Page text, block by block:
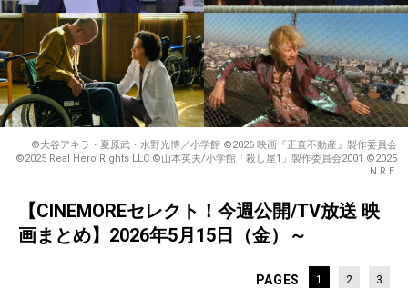
©大谷アキラ・夏原武・水野光博／小学館 ©2026 映画『正直不動産』製作委員会
©2025 Real Hero Rights LLC ©山本英夫/小学館「殺し屋1」製作委員会2001 ©2025
N.R.E.
【CINEMOREセレクト！今週公開/TV放送 映
画まとめ】2026年5月15日（金）～
PAGES 1 2 3